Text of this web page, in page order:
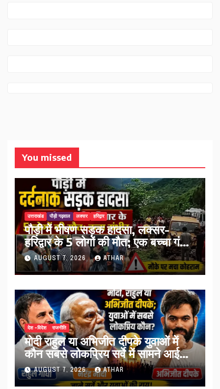
You missed
उत्तराखंड पौड़ी गढ़वाल लक्सर हरिद्वार
पौड़ी में भीषण सड़क हादसा, लक्सर-
हरिद्वार के 5 लोगों की मौत; एक बच्चा गंभीर
घायल…
AUGUST 7, 2026 ATHAR
देश -विदेश राजनीति
मोदी राहुल या अभिजीत दीपके युवाओं में
कौन सबसे लोकप्रिय सर्वे में सामने आई
तस्वीर…
AUGUST 7, 2026 ATHAR